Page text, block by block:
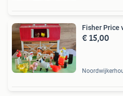
Fisher Price
€ 15,00